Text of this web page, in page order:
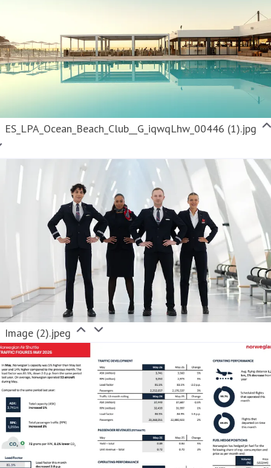
ES_LPA_Ocean_Beach_Club__G_iqwqLhw_00446 (1).jpg
Image (2).jpeg